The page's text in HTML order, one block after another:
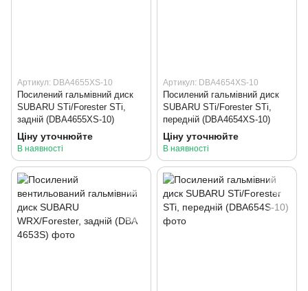
Артикул: DBA4655XS-10
Посилений гальмівний диск
SUBARU STi/Forester STi,
задній (DBA4655XS-10)
Ціну уточнюйте
В наявності
Артикул: DBA4654XS-10
Посилений гальмівний диск
SUBARU STi/Forester STi,
передній (DBA4654XS-10)
Ціну уточнюйте
В наявності